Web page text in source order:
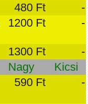
480 Ft
-
1200 Ft -
1300 Ft
-
Nagy
Kicsi
590 Ft -